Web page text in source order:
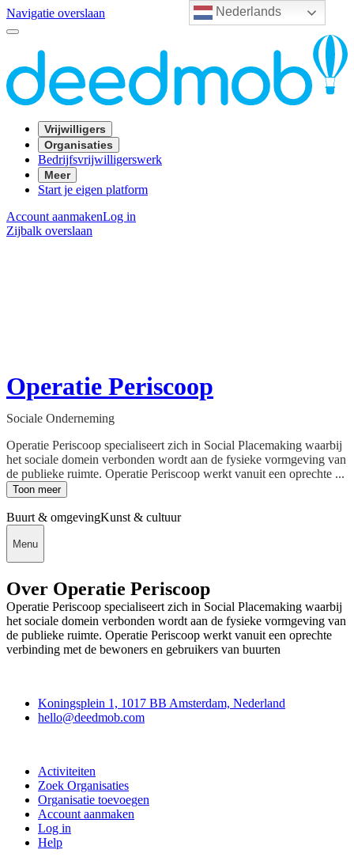
Nederlands
Navigatie overslaan
Vrijwilligers
Organisaties
Bedrijfsvrijwilligerswerk
Meer
Start je eigen platform
Account aanmakenLog in
Zijbalk overslaan
Operatie Periscoop
Sociale Onderneming
Operatie Periscoop specialiseert zich in Social Placemaking waarbij
het sociale domein verbonden wordt aan de fysieke vormgeving van
de publieke ruimte. Operatie Periscoop werkt vanuit een oprechte ...
Toon meer
Buurt & omgevingKunst & cultuur
Menu
Over Operatie Periscoop
Operatie Periscoop specialiseert zich in Social Placemaking waarbij
het sociale domein verbonden wordt aan de fysieke vormgeving van
de publieke ruimte. Operatie Periscoop werkt vanuit een oprechte
verbinding met de bewoners en gebruikers van buurten
Koningsplein 1, 1017 BB Amsterdam, Nederland
hello@deedmob.com
Activiteiten
Zoek Organisaties
Organisatie toevoegen
Account aanmaken
Log in
Help